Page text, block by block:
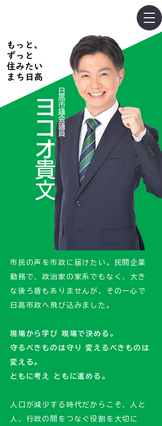
​ヨコオ
貴文
日高市議会議員
市民の声を市政に届けたい。民間企業
勤務で、政治家の家系でもなく、大き
な後ろ盾もありませんが、その一心で
日高市政へ飛び込みました。
現場から学び 現場で決める。
​守るべきものは守り 変えるべきものは
変える。
ともに考え ともに進める。
人口が減少する時代だからこそ、人と
人、行政の間をつなぐ役割を大切に
​もっと、
ずっと
住みたい
まち日高